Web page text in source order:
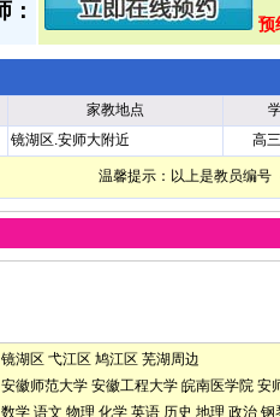
：
预
家教地点
镜湖区.安师大附近 高
温馨提示：以上是教员编号
镜湖区 弋江区 鸠江区 芜湖周边
安徽师范大学 安徽工程大学 皖南医学院 安
数学 语文 物理 化学 英语 历史 地理 政治 钢